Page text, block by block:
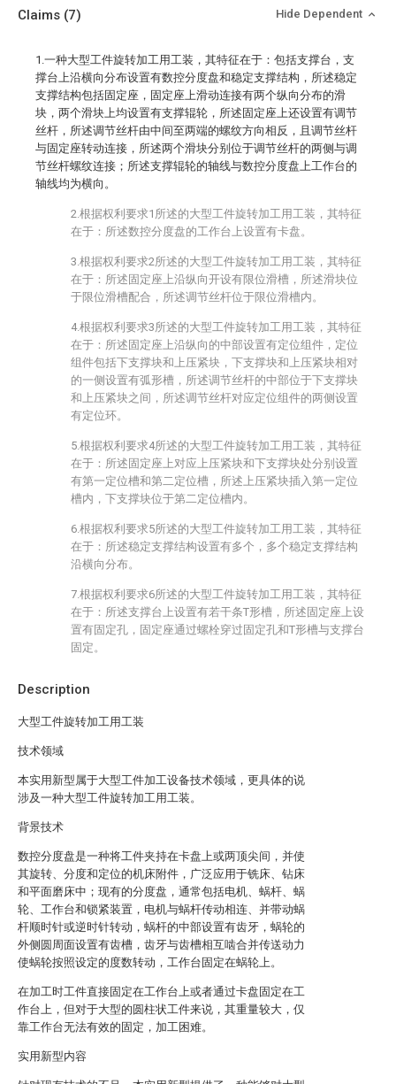
Description
大型工件旋转加工用工装
技术领域
本实用新型属于大型工件加工设备技术领域，更具体的说
涉及一种大型工件旋转加工用工装。
背景技术
数控分度盘是一种将工件夹持在卡盘上或两顶尖间，并使
其旋转、分度和定位的机床附件，广泛应用于铣床、钻床
和平面磨床中；现有的分度盘，通常包括电机、蜗杆、蜗
轮、工作台和锁紧装置，电机与蜗杆传动相连、并带动蜗
杆顺时针或逆时针转动，蜗杆的中部设置有齿牙，蜗轮的
外侧圆周面设置有齿槽，齿牙与齿槽相互啮合并传送动力
使蜗轮按照设定的度数转动，工作台固定在蜗轮上。
在加工时工件直接固定在工作台上或者通过卡盘固定在工
作台上，但对于大型的圆柱状工件来说，其重量较大，仅
靠工作台无法有效的固定，加工困难。
实用新型内容
Claims (7) Hide Dependent
1.一种大型工件旋转加工用工装，其特征在于：包括支撑台，支
撑台上沿横向分布设置有数控分度盘和稳定支撑结构，所述稳定
支撑结构包括固定座，固定座上滑动连接有两个纵向分布的滑
块，两个滑块上均设置有支撑辊轮，所述固定座上还设置有调节
丝杆，所述调节丝杆由中间至两端的螺纹方向相反，且调节丝杆
与固定座转动连接，所述两个滑块分别位于调节丝杆的两侧与调
节丝杆螺纹连接；所述支撑辊轮的轴线与数控分度盘上工作台的
轴线均为横向。
2.根据权利要求1所述的大型工件旋转加工用工装，其特征
在于：所述数控分度盘的工作台上设置有卡盘。
3.根据权利要求2所述的大型工件旋转加工用工装，其特征
在于：所述固定座上沿纵向开设有限位滑槽，所述滑块位
于限位滑槽配合，所述调节丝杆位于限位滑槽内。
4.根据权利要求3所述的大型工件旋转加工用工装，其特征
在于：所述固定座上沿纵向的中部设置有定位组件，定位
组件包括下支撑块和上压紧块，下支撑块和上压紧块相对
的一侧设置有弧形槽，所述调节丝杆的中部位于下支撑块
和上压紧块之间，所述调节丝杆对应定位组件的两侧设置
有定位环。
5.根据权利要求4所述的大型工件旋转加工用工装，其特征
在于：所述固定座上对应上压紧块和下支撑块处分别设置
有第一定位槽和第二定位槽，所述上压紧块插入第一定位
槽内，下支撑块位于第二定位槽内。
6.根据权利要求5所述的大型工件旋转加工用工装，其特征
在于：所述稳定支撑结构设置有多个，多个稳定支撑结构
沿横向分布。
7.根据权利要求6所述的大型工件旋转加工用工装，其特征
在于：所述支撑台上设置有若干条T形槽，所述固定座上设
置有固定孔，固定座通过螺栓穿过固定孔和T形槽与支撑台
固定。